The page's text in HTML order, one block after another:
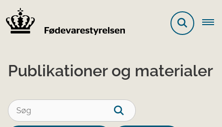
Publikationer og materialer